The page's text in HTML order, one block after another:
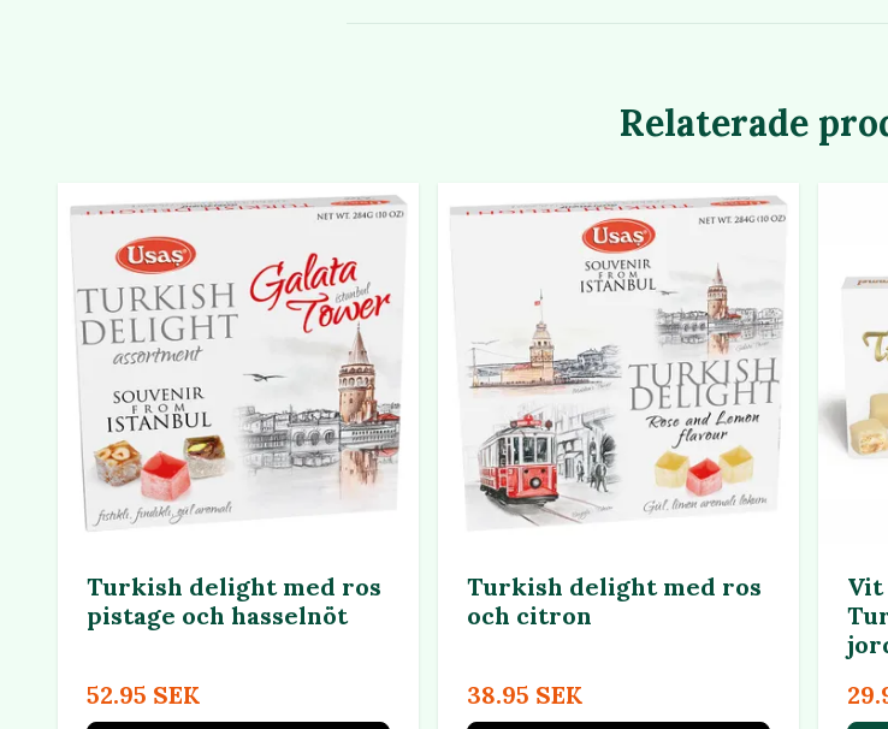
Relaterade
Turkish delight med ros
pistage och hasselnöt
52.95 SEK
Turkish delight med ros
och citron
38.95 SEK
Vit